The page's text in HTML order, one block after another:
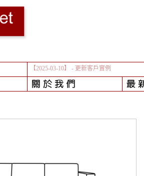
【2025-03-10】 - 更新客戶實例